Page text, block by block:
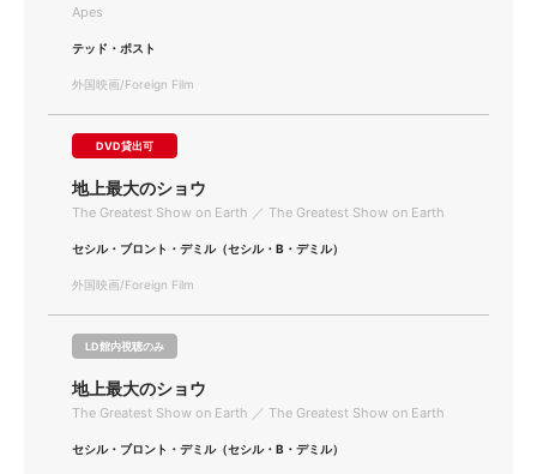
Apes
テッド・ポスト
外国映画/Foreign Film
DVD貸出可
地上最大のショウ
The Greatest Show on Earth ／ The Greatest Show on Earth
セシル・ブロント・デミル（セシル・B・デミル）
外国映画/Foreign Film
LD館内視聴のみ
地上最大のショウ
The Greatest Show on Earth ／ The Greatest Show on Earth
セシル・ブロント・デミル（セシル・B・デミル）